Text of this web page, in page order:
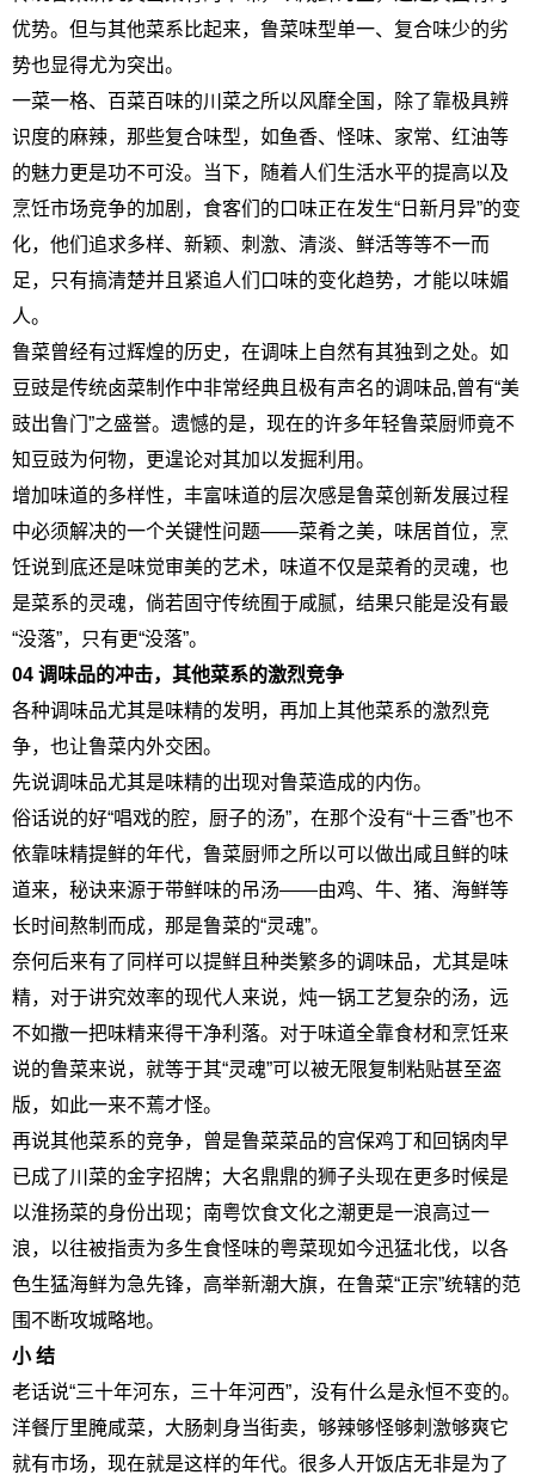
优势。但与其他菜系比起来，鲁菜味型单一、复合味少的劣
势也显得尤为突出。
一菜一格、百菜百味的川菜之所以风靡全国，除了靠极具辨
识度的麻辣，那些复合味型，如鱼香、怪味、家常、红油等
的魅力更是功不可没。当下，随着人们生活水平的提高以及
烹饪市场竞争的加剧，食客们的口味正在发生“日新月异”的变
化，他们追求多样、新颖、刺激、清淡、鲜活等等不一而
足，只有搞清楚并且紧追人们口味的变化趋势，才能以味媚
人。
鲁菜曾经有过辉煌的历史，在调味上自然有其独到之处。如
豆豉是传统卤菜制作中非常经典且极有声名的调味品,曾有“美
豉出鲁门”之盛誉。遗憾的是，现在的许多年轻鲁菜厨师竟不
知豆豉为何物，更遑论对其加以发掘利用。
增加味道的多样性，丰富味道的层次感是鲁菜创新发展过程
中必须解决的一个关键性问题——菜肴之美，味居首位，烹
饪说到底还是味觉审美的艺术，味道不仅是菜肴的灵魂，也
是菜系的灵魂，倘若固守传统囿于咸腻，结果只能是没有最
“没落”，只有更“没落”。
04 调味品的冲击，其他菜系的激烈竞争
各种调味品尤其是味精的发明，再加上其他菜系的激烈竞
争，也让鲁菜内外交困。
先说调味品尤其是味精的出现对鲁菜造成的内伤。
俗话说的好“唱戏的腔，厨子的汤”，在那个没有“十三香”也不
依靠味精提鲜的年代，鲁菜厨师之所以可以做出咸且鲜的味
道来，秘诀来源于带鲜味的吊汤——由鸡、牛、猪、海鲜等
长时间熬制而成，那是鲁菜的“灵魂”。
奈何后来有了同样可以提鲜且种类繁多的调味品，尤其是味
精，对于讲究效率的现代人来说，炖一锅工艺复杂的汤，远
不如撒一把味精来得干净利落。对于味道全靠食材和烹饪来
说的鲁菜来说，就等于其“灵魂”可以被无限复制粘贴甚至盗
版，如此一来不蔫才怪。
再说其他菜系的竞争，曾是鲁菜菜品的宫保鸡丁和回锅肉早
已成了川菜的金字招牌；大名鼎鼎的狮子头现在更多时候是
以淮扬菜的身份出现；南粤饮食文化之潮更是一浪高过一
浪，以往被指责为多生食怪味的粤菜现如今迅猛北伐，以各
色生猛海鲜为急先锋，高举新潮大旗，在鲁菜“正宗”统辖的范
围不断攻城略地。
小 结
老话说“三十年河东，三十年河西”，没有什么是永恒不变的。
洋餐厅里腌咸菜，大肠刺身当街卖，够辣够怪够刺激够爽它
就有市场，现在就是这样的年代。很多人开饭店无非是为了